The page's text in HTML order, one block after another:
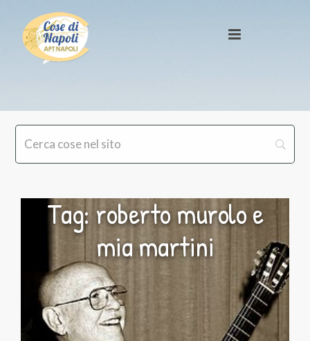
Tag: roberto murolo e
mia martini